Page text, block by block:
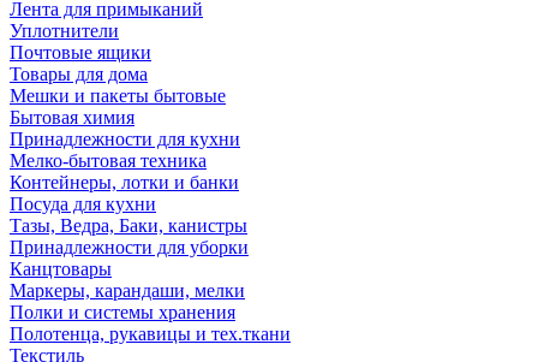
Лента для примыканий
Уплотнители
Почтовые ящики
Товары для дома
Мешки и пакеты бытовые
Бытовая химия
Принадлежности для кухни
Мелко-бытовая техника
Контейнеры, лотки и банки
Посуда для кухни
Тазы, Ведра, Баки, канистры
Принадлежности для уборки
Канцтовары
Маркеры, карандаши, мелки
Полки и системы хранения
Полотенца, рукавицы и тех.ткани
Текстиль